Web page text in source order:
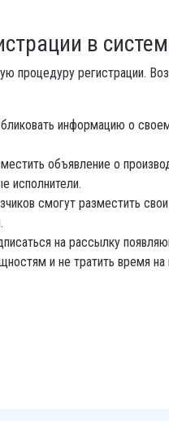
в
процедуру регистрации.
информацию о
объявление о
исполнители.
смогут разместить
на рассылку
и не тратить время на